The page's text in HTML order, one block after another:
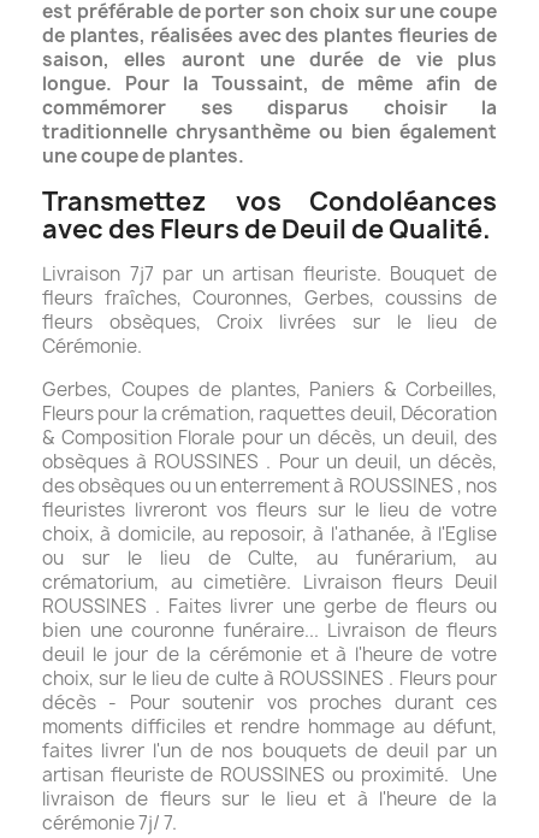
est préférable de porter son choix sur une coupe
de plantes, réalisées avec des plantes fleuries de
saison, elles auront une durée de vie plus
longue. Pour la Toussaint, de même afin de
commémorer ses disparus choisir la
traditionnelle chrysanthème ou bien également
une coupe de plantes.
Transmettez vos Condoléances
avec des Fleurs de Deuil de Qualité.
Livraison 7j7 par un artisan fleuriste. Bouquet de
fleurs fraîches, Couronnes, Gerbes, coussins de
fleurs obsèques, Croix livrées sur le lieu de
Cérémonie.
Gerbes, Coupes de plantes, Paniers & Corbeilles,
Fleurs pour la crémation, raquettes deuil, Décoration
& Composition Florale pour un décès, un deuil, des
obsèques à ROUSSINES . Pour un deuil, un décès,
des obsèques ou un enterrement à ROUSSINES , nos
fleuristes livreront vos fleurs sur le lieu de votre
choix, à domicile, au reposoir, à l'athanée, à l'Eglise
ou sur le lieu de Culte, au funérarium, au
crématorium, au cimetière. Livraison fleurs Deuil
ROUSSINES . Faites livrer une gerbe de fleurs ou
bien une couronne funéraire... Livraison de fleurs
deuil le jour de la cérémonie et à l'heure de votre
choix, sur le lieu de culte à ROUSSINES . Fleurs pour
décès - Pour soutenir vos proches durant ces
moments difficiles et rendre hommage au défunt,
faites livrer l'un de nos bouquets de deuil par un
artisan fleuriste de ROUSSINES ou proximité. Une
livraison de fleurs sur le lieu et à l'heure de la
cérémonie 7j/ 7.